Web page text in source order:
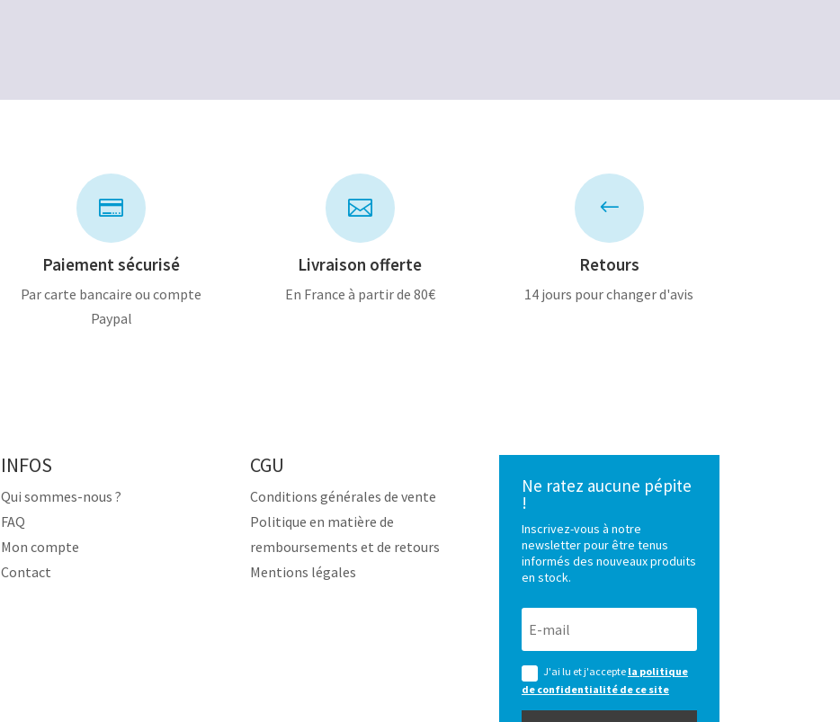

Paiement sécurisé
Par carte bancaire ou compte
Paypal

Livraison offerte
En France à partir de 80€
#
Retours
14 jours pour changer d'avis
INFOS
Qui sommes-nous ?
FAQ
Mon compte
Contact
CGU
Conditions générales de vente
Politique en matière de
remboursements et de retours
Mentions légales
Ne ratez aucune pépite
!
Inscrivez-vous à notre
newsletter pour être tenus
informés des nouveaux produits
en stock.
J'ai lu et j'accepte la politique
de confidentialité de ce site